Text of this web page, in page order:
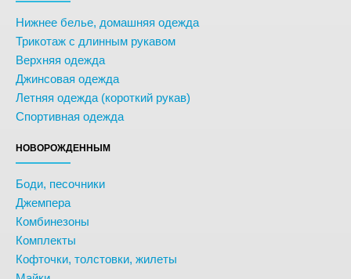
Нижнее белье, домашняя одежда
Трикотаж с длинным рукавом
Верхняя одежда
Джинсовая одежда
Летняя одежда (короткий рукав)
Спортивная одежда
НОВОРОЖДЕННЫМ
Боди, песочники
Джемпера
Комбинезоны
Комплекты
Кофточки, толстовки, жилеты